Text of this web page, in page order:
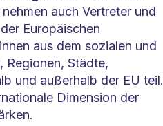
auch Vertreter und
Europäischen
aus dem sozialen und
Regionen, Städte,
und außerhalb der EU teil.
Dimension der